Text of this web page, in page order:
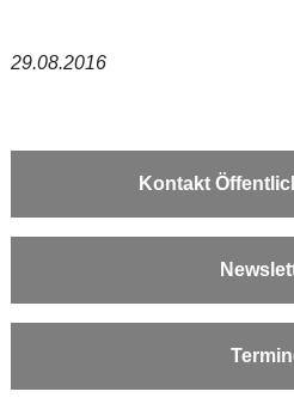
29.08.2016
Kontakt